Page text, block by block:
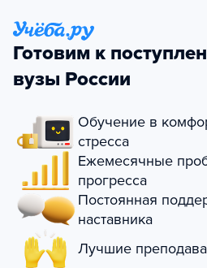
Готовим к
вузы России
Обучение в
стресса
Ежемесячные
прогресса
Постоянная
наставника
Лучшие